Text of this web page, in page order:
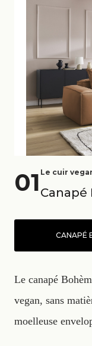
01 Le cuir
CANAPÉ
Le canapé
vegan, sans
moelleuse